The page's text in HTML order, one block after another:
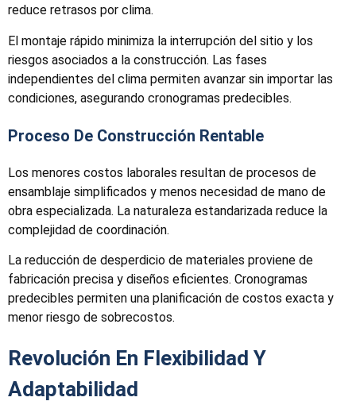
reduce retrasos por clima.
El montaje rápido minimiza la interrupción del sitio y los
riesgos asociados a la construcción. Las fases
independientes del clima permiten avanzar sin importar las
condiciones, asegurando cronogramas predecibles.
Proceso De Construcción Rentable
Los menores costos laborales resultan de procesos de
ensamblaje simplificados y menos necesidad de mano de
obra especializada. La naturaleza estandarizada reduce la
complejidad de coordinación.
La reducción de desperdicio de materiales proviene de
fabricación precisa y diseños eficientes. Cronogramas
predecibles permiten una planificación de costos exacta y
menor riesgo de sobrecostos.
Revolución En Flexibilidad Y
Adaptabilidad